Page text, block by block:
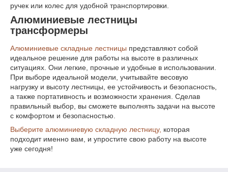
ручек или колес для удобной транспортировки.
Алюминиевые лестницы
трансформеры
Алюминиевые складные лестницы представляют собой
идеальное решение для работы на высоте в различных
ситуациях. Они легкие, прочные и удобные в использовании.
При выборе идеальной модели, учитывайте весовую
нагрузку и высоту лестницы, ее устойчивость и безопасность,
а также портативность и возможности хранения. Сделав
правильный выбор, вы сможете выполнять задачи на высоте
с комфортом и безопасностью.
Выберите алюминиевую складную лестницу, которая
подходит именно вам, и упростите свою работу на высоте
уже сегодня!